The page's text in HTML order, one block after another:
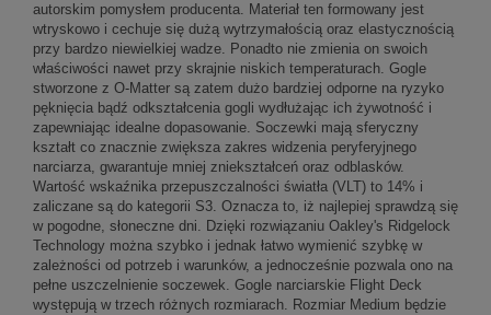
autorskim pomysłem producenta. Materiał ten formowany jest
wtryskowo i cechuje się dużą wytrzymałością oraz elastycznością
przy bardzo niewielkiej wadze. Ponadto nie zmienia on swoich
właściwości nawet przy skrajnie niskich temperaturach. Gogle
stworzone z O-Matter są zatem dużo bardziej odporne na ryzyko
pęknięcia bądź odkształcenia gogli wydłużając ich żywotność i
zapewniając idealne dopasowanie. Soczewki mają sferyczny
kształt co znacznie zwiększa zakres widzenia peryferyjnego
narciarza, gwarantuje mniej zniekształceń oraz odblasków.
Wartość wskaźnika przepuszczalności światła (VLT) to 14% i
zaliczane są do kategorii S3. Oznacza to, iż najlepiej sprawdzą się
w pogodne, słoneczne dni. Dzięki rozwiązaniu Oakley's Ridgelock
Technology można szybko i jednak łatwo wymienić szybkę w
zależności od potrzeb i warunków, a jednocześnie pozwala ono na
pełne uszczelnienie soczewek. Gogle narciarskie Flight Deck
występują w trzech różnych rozmiarach. Rozmiar Medium będzie